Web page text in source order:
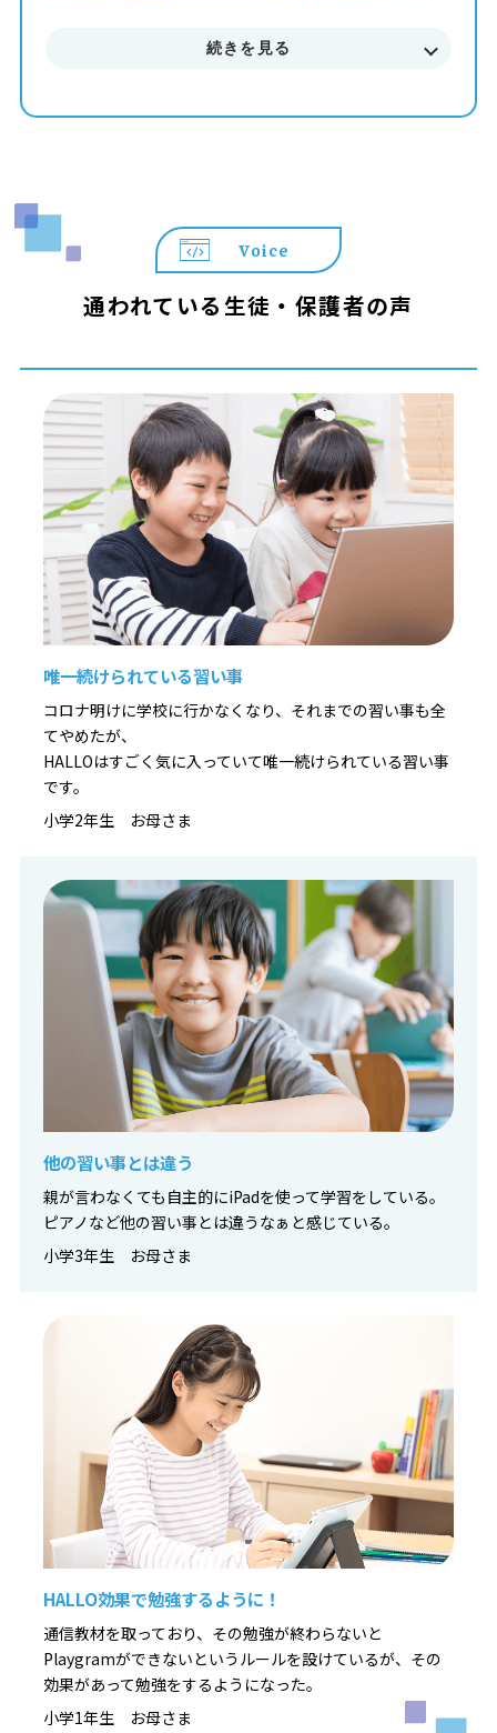
続きを見る
Voice
通われている生徒・保護者の声
唯一続けられている習い事
コロナ明けに学校に行かなくなり、それまでの習い事も全
てやめたが、
HALLOはすごく気に入っていて唯一続けられている習い事
です。
小学2年生 お母さま
他の習い事とは違う
親が言わなくても自主的にiPadを使って学習をしている。
ピアノなど他の習い事とは違うなぁと感じている。
小学3年生 お母さま
HALLO効果で勉強するように！
通信教材を取っており、その勉強が終わらないと
Playgramができないというルールを設けているが、その
効果があって勉強をするようになった。
小学1年生 お母さま